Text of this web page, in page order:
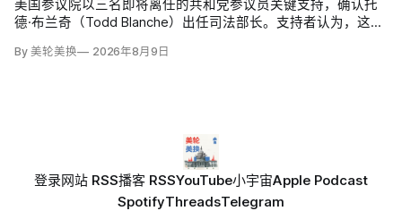
美国参议院以三名即将离任的共和党参议员关键支持，确认托
德·布兰奇（Todd Blanche）出任司法部长。支持者认为，这位
冲动；
By 美轮美换 2026年8月9日
登录网站 RSS播客 RSSYouTube小宇宙Apple Podcast
SpotifyThreadsTelegram